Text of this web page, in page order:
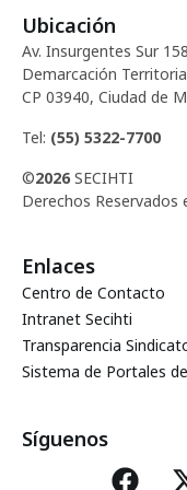
Ubicación
Av. Insurgentes Sur
Demarcación
CP 03940, Ciudad de
Tel: (55) 5322-7700
©2026 SECIHTI
Derechos Reservados
Enlaces
Centro de Contacto
Intranet Secihti
Transparencia
Sistema de Portales
Síguenos